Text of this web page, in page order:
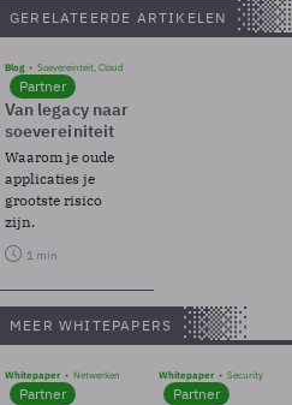
GERELATEERDE ARTIKELEN
Blog Soevereinteit, Cloud
Partner
Van legacy naar
soevereiniteit
Waarom je oude
applicaties je
grootste risico
zijn.
1 min
MEER WHITEPAPERS
Whitepaper Netwerken
Partner
Whitepaper Security
Partner